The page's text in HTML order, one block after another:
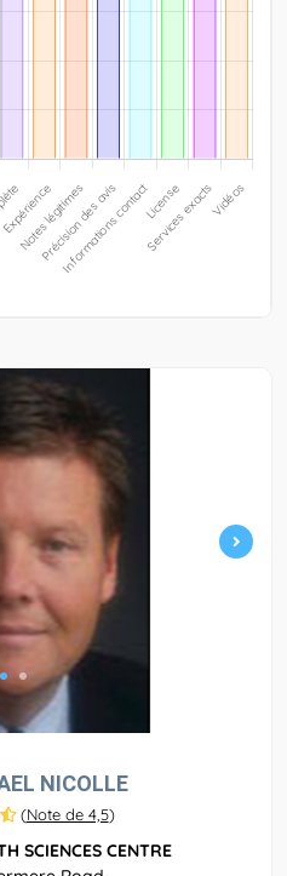
NICOLLE
(Note de 4,5)
SCIENCES CENTRE